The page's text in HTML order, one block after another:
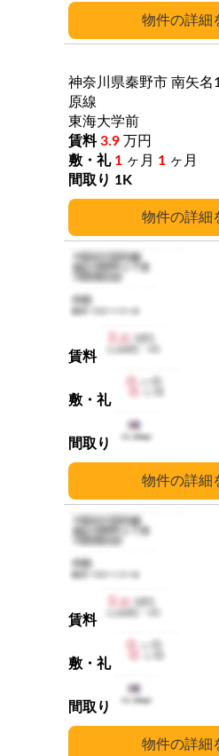
詳細
詳細
神奈川県秦野市 南矢名1
原線
東海大学前
3.9 万円
1 ヶ月 1 ヶ月
1K
詳細
詳細